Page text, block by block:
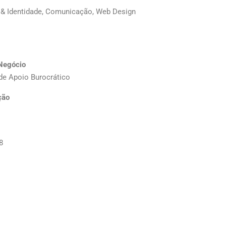
Identidade, Comunicação, Web Design
Apoio Burocrático